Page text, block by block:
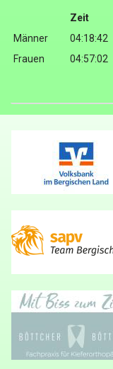
Zeit
Männer
04:18:42
Frauen
04:57:02